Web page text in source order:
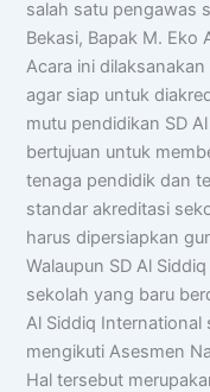
salah satu pengawas
Bekasi, Bapak M. Eko
Acara ini
agar siap untuk
mutu pendidikan SD
bertujuan untuk
tenaga pendidik dan
standar akreditasi
harus dipersiapkan
Walaupun SD Al
sekolah yang baru
Al Siddiq International
mengikuti Asesmen
Hal tersebut